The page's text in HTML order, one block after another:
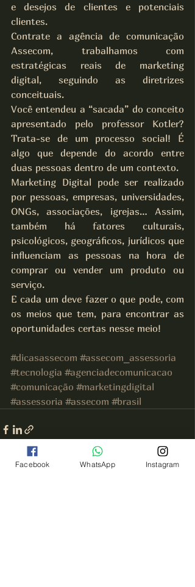
e desejos de clientes e potenciais
clientes.
Contrate a agência de comunicação
Assecom, trabalhamos com
estratégicas reais de marketing
digital, seguindo as diretrizes
conceituais.
Você entendeu a “sacada” do conceito
apresentado pelo professor Kotler?
Trata-se de um processo social! É
algo que depende do acordo entre
duas pessoas dentro de um contexto.
Marketing Digital pode ser realizado
por pessoas, empresas, universidades,
ONGs, associações, igrejas… Assim,
também há fatores culturais,
psicológicos, geográficos, jurídicos que
influenciam as pessoas na hora de
comprar ou vender um produto ou
serviço.
E cada um deve fazer o que pode, com
os meios que tem, para encontrar as
oportunidades certas nesse meio!
#dicasassecom #assecom_assessoria
#tecnologia #agenciadecomunicacao
#comunicação #marketingdigital
#assessoria #assecom #brasil
Facebook WhatsApp Instagram